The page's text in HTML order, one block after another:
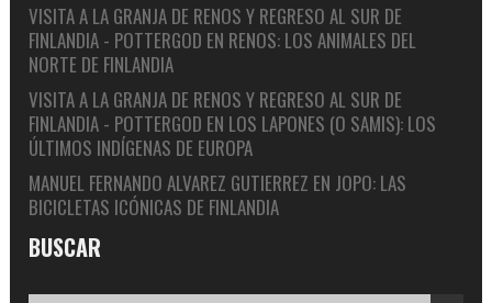
VISITA A LA GRANJA DE RENOS Y REGRESO AL SUR DE
FINLANDIA - POTTERGOD EN RENOS: LOS ANIMALES DEL
NORTE DE FINLANDIA
VISITA A LA GRANJA DE RENOS Y REGRESO AL SUR DE
FINLANDIA - POTTERGOD EN LOS LAPONES (O SAMIS): LOS
ÚLTIMOS INDÍGENAS DE EUROPA
MANUEL FERNANDO ALVAREZ GUTIERREZ EN JOPO: LAS
BICICLETAS ICÓNICAS DE FINLANDIA
BUSCAR